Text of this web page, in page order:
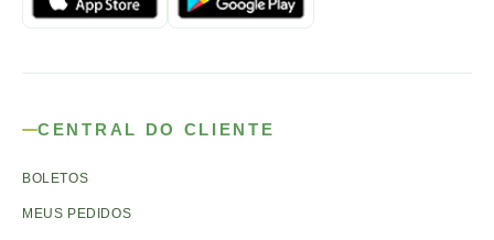
CENTRAL DO CLIENTE
BOLETOS
MEUS PEDIDOS